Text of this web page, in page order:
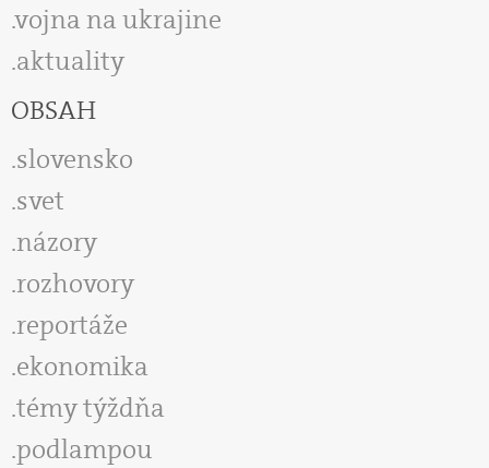
vojna na ukrajine
aktuality
OBSAH
slovensko
svet
názory
rozhovory
reportáže
ekonomika
témy týždňa
podlampou